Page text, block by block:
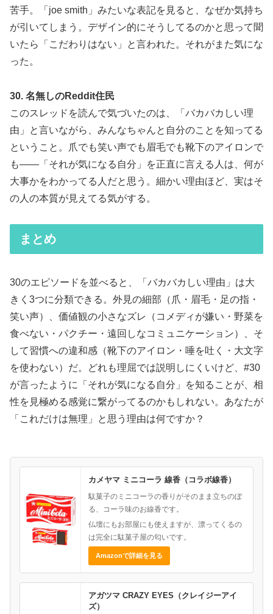
苦手。「joe smith」みたいな表記を見ると、なぜか気持ち
が引いてしまう。デザイン的にそうしてるのかと思って聞
いたら「こだわりはない」と言われた。それがまた気にな
った。
30. 名無しのReddit住民
このスレッドを読んで気づいたのは、「バカバカしい理
由」と言いながら、みんなちゃんと自分のことを知ってる
ということ。爪でも笑い声でも眉毛でも靴下のアイロンで
も——「それが気になる自分」を正直に言える人は、何が
大事かをわかってる人だと思う。細かい理由ほど、実はそ
の人の本質が見えてる気がする。
まとめ
30のエピソードを並べると、「バカバカしい理由」は大
きく3つに分類できる。外見の細部（爪・眉毛・足の指・
笑い声）、価値観の小さなズレ（コメディが嫌い・野菜を
食べない・パクチー・遠回しなコミュニケーション）、そ
して習慣への違和感（靴下のアイロン・唾を吐く・大文字
を使わない）だ。どれも理屈では説明しにくいけど、#30
が言ったように「それが気になる自分」を知ることが、相
性を見極める感覚に繋がってるのかもしれない。あなたが
「これだけは無理」と思う理由は何ですか？
カメヤマ ミニコーラ 線香（コラボ線香）
駄菓子のミニコーラの香りがそのまま立ちのぼ
る、コーラ味のお線香です。
仏壇にもお部屋にも使えますが、漂ってくるの
は完全に駄菓子屋の匂いです。
Amazonで詳細を見る
アガツマ CRAZY EYES（クレイジーアイ
ズ）